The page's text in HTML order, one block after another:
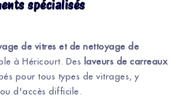
spécialisés
de vitres et de nettoyage de
à Héricourt. Des laveurs de carreaux
pour tous types de vitrages, y
d'accès difficile.